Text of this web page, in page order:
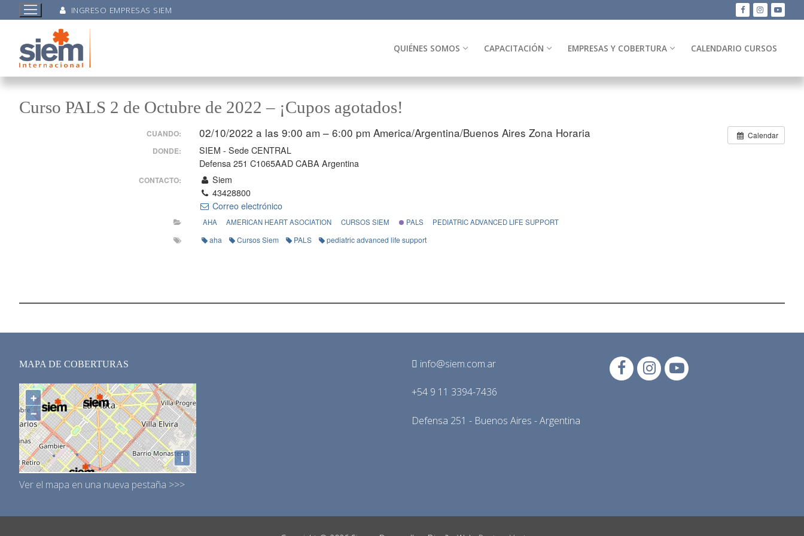
INGRESO EMPRESAS SIEM
QUIÉNES SOMOS CAPACITACIÓN EMPRESAS Y COBERTURA CALENDARIO CURSOS
Curso PALS 2 de Octubre de 2022 – ¡Cupos agotados!
Calendar
CUANDO: 02/10/2022 a las 9:00 am – 6:00 pm America/Argentina/Buenos Aires Zona Horaria
DONDE:
SIEM - Sede CENTRAL
Defensa 251 C1065AAD CABA Argentina
CONTACTO:
Siem
43428800
Correo electrónico
AHA AMERICAN HEART ASOCIATION CURSOS SIEM PALS PEDIATRIC ADVANCED LIFE SUPPORT
aha Cursos Siem PALS pediatric advanced life support
MAPA DE COBERTURAS
Ver el mapa en una nueva pestaña >>>
info@siem.com.ar
+54 9 11 3394-7436
Defensa 251 - Buenos Aires - Argentina